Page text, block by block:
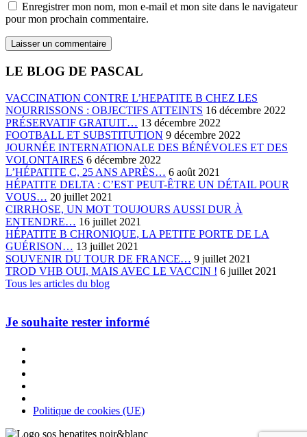
Enregistrer mon nom, mon e-mail et mon site dans le navigateur
pour mon prochain commentaire.
LE BLOG DE PASCAL
VACCINATION CONTRE L’HEPATITE B CHEZ LES
NOURRISSONS : OBJECTIFS ATTEINTS 16 décembre 2022
PRÉSERVATIF GRATUIT… 13 décembre 2022
FOOTBALL ET SUBSTITUTION 9 décembre 2022
JOURNÉE INTERNATIONALE DES BÉNÉVOLES ET DES
VOLONTAIRES 6 décembre 2022
L’HÉPATITE C, 25 ANS APRÈS… 6 août 2021
HÉPATITE DELTA : C’EST PEUT-ÊTRE UN DÉTAIL POUR
VOUS… 20 juillet 2021
CIRRHOSE, UN MOT TOUJOURS AUSSI DUR À
ENTENDRE… 16 juillet 2021
HÉPATITE B CHRONIQUE, LA PETITE PORTE DE LA
GUÉRISON… 13 juillet 2021
SOUVENIR DU TOUR DE FRANCE… 9 juillet 2021
TROD VHB OUI, MAIS AVEC LE VACCIN ! 6 juillet 2021
Tous les articles du blog
Je souhaite rester informé
Politique de cookies (UE)